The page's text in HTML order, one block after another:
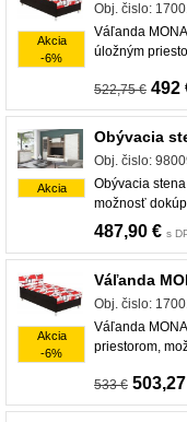
Akcia
-6%
Obj. čislo:
Váľanda
úložným
522,75 € 492
Akcia
Obývacia
Obj. čislo:
Obývacia
možnosť
487,90 € s
Akcia
-6%
Váľanda
Obj. čislo:
Váľanda
priestorom,
533 €